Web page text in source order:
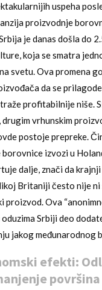
uspeha
proizvodnje
je danas došla do
koja se smatra
svetu. Ova promena
da se
profitabilnije niše.
drugim vrhunskim
postoje prepreke.
borovnice izvozi u
dalje, znači da krajnji
Britaniji često nije ni
proizvod. Ova
Srbiji deo
jakog međunarodnog
efekti:
površina